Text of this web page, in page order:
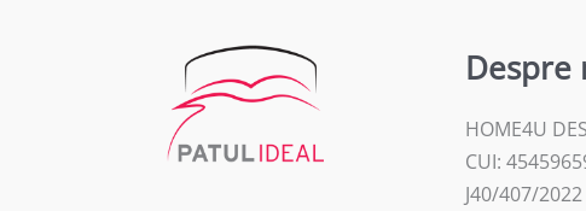
Despre
HOME4U
CUI:
J40/407/2022